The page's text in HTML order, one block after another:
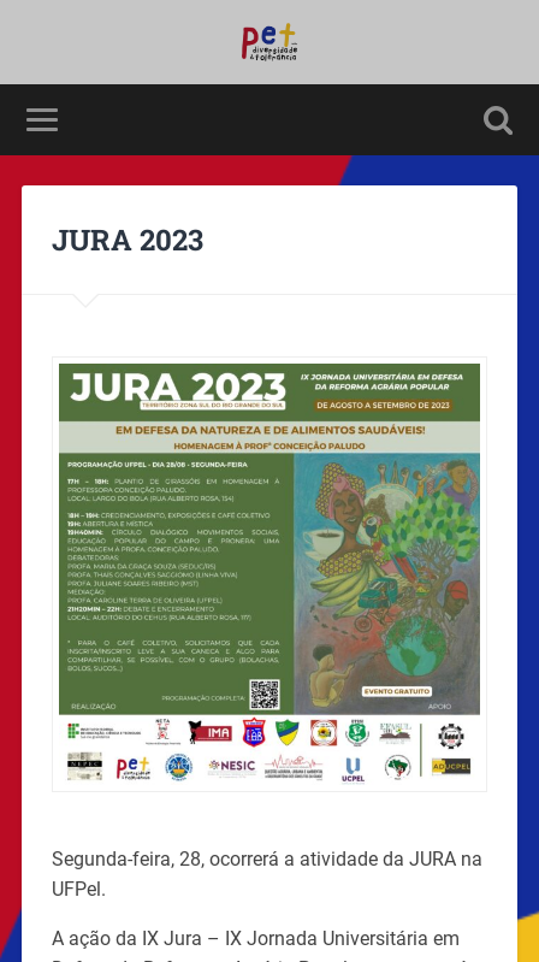
JURA 2023
Segunda-feira, 28, ocorrerá a atividade da JURA na
UFPel.
A ação da IX Jura – IX Jornada Universitária em